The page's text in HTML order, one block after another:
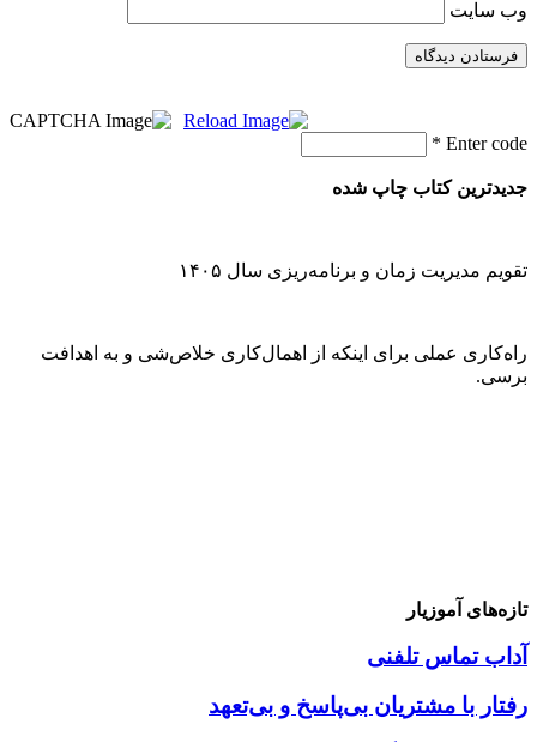
وب‌ سایت
Enter code
*
جدیدترین کتاب چاپ شده
تقویم مدیریت زمان و برنامه‌ریزی سال ۱۴۰۵
راه‌کاری عملی برای اینکه از اهمال‌کاری خلاص‌شی و به اهدافت
برسی.
تازه‌های آموزیار
آداب تماس تلفنی
رفتار با مشتریان بی‌پاسخ و بی‌تعهد